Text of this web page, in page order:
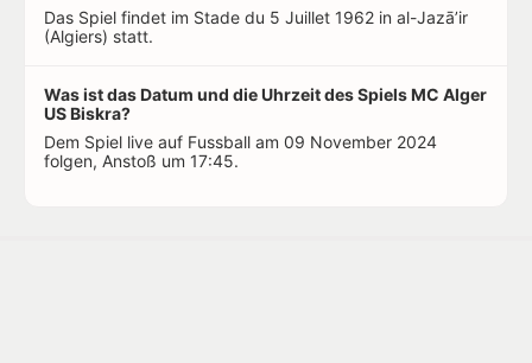
Das Spiel findet im Stade du 5 Juillet 1962 in al-Jazā’ir
(Algiers) statt.
Was ist das Datum und die Uhrzeit des Spiels MC Alger
US Biskra?
Dem Spiel live auf Fussball am 09 November 2024
folgen, Anstoß um 17:45.